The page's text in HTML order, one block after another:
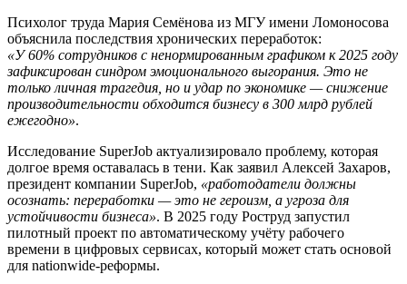
Психолог труда Мария Семёнова из МГУ имени Ломоносова
объяснила последствия хронических переработок:
«У 60% сотрудников с ненормированным графиком к 2025 году
зафиксирован синдром эмоционального выгорания. Это не
только личная трагедия, но и удар по экономике — снижение
производительности обходится бизнесу в 300 млрд рублей
ежегодно».
Исследование SuperJob актуализировало проблему, которая
долгое время оставалась в тени. Как заявил Алексей Захаров,
президент компании SuperJob, «работодатели должны
осознать: переработки — это не героизм, а угроза для
устойчивости бизнеса». В 2025 году Роструд запустил
пилотный проект по автоматическому учёту рабочего
времени в цифровых сервисах, который может стать основой
для nationwide-реформы.